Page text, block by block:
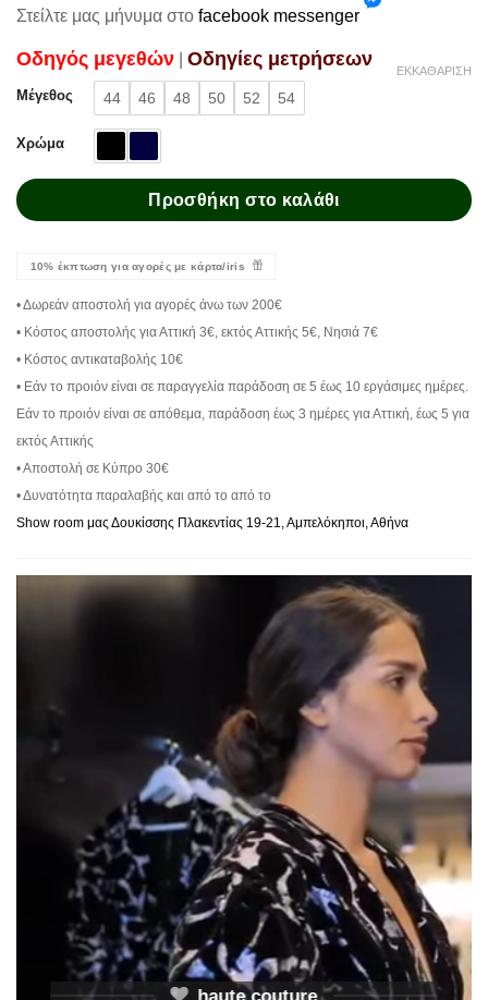
Στείλτε μας μήνυμα στο facebook messenger
Oδηγός μεγεθών Oδηγίες μετρήσεων
Μέγεθος 44 46 48 50 52 54
Χρώμα
ΕΚΚΑΘΆΡΙΣΗ
Προσθήκη στο καλάθι
10% έκπτωση για αγορές με κάρτα/iris
• Δωρεάν αποστολή για αγορές άνω των 200€
• Κόστος αποστολής για Αττική 3€, εκτός Αττικής 5€, Νησιά 7€
• Κόστος αντικαταβολής 10€
• Εάν το προιόν είναι σε παραγγελία παράδοση σε 5 έως 10 εργάσιμες ημέρες.
Εάν το προιόν είναι σε απόθεμα, παράδοση έως 3 ημέρες για Αττική, έως 5 για
εκτός Αττικής
• Αποστολή σε Κύπρο 30€
• Δυνατότητα παραλαβής και από το από το
Show room μας Δουκίσσης Πλακεντίας 19-21, Αμπελόκηποι, Αθήνα
haute couture